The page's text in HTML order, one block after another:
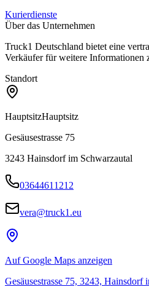
Kurierdienste
Über das Unternehmen
Truck1 Deutschland bietet eine
Verkäufer für weitere Informationen
Standort
HauptsitzHauptsitz
Gesäusestrasse 75
3243 Hainsdorf im Schwarzautal
03644611212
vera@truck1.eu
Auf Google Maps anzeigen
Gesäusestrasse 75, 3243,